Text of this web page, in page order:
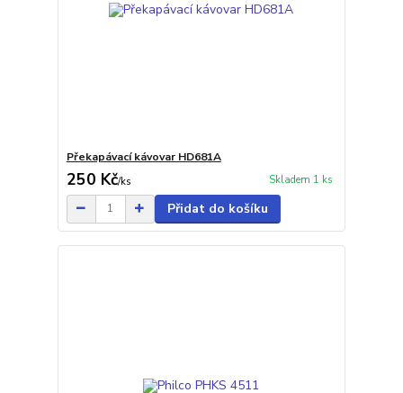
Překapávací kávovar HD681A
250 Kč/ks Skladem 1 ks
Přidat do košíku